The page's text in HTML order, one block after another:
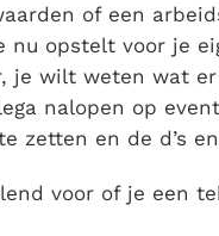
of een
nu opstelt voor je
je wilt weten wat
nalopen op
zetten en de d’s
voor of je een